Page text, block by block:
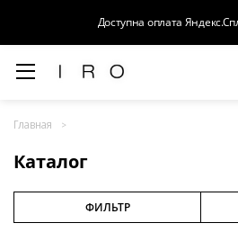
Доступна оплата
Главная
Каталог
ФИЛЬТР